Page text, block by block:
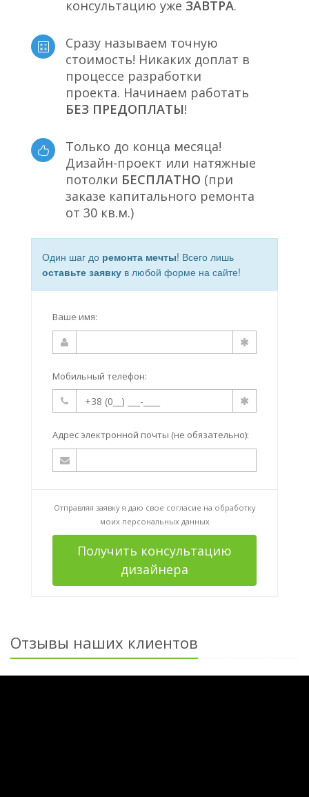
консультацию уже ЗАВТРА.
Сразу называем точную
стоимость! Никаких доплат в
процессе разработки
проекта. Начинаем работать
БЕЗ ПРЕДОПЛАТЫ!
Только до конца месяца!
Дизайн-проект или натяжные
потолки БЕСПЛАТНО (при
заказе капитального ремонта
от 30 кв.м.)
Один шаг до ремонта мечты! Всего лишь
оставьте заявку в любой форме на сайте!
Ваше имя:
Мобильный телефон:
Адрес электронной почты (не обязательно):
Отправляя заявку я даю свое согласие на обработку
моих персональных данных
Получить консультацию
дизайнера
Отзывы наших клиентов